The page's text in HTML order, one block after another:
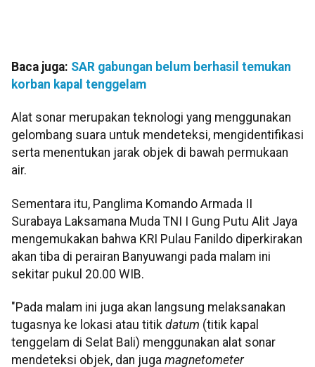
Baca juga: SAR gabungan belum berhasil temukan
korban kapal tenggelam
Alat sonar merupakan teknologi yang menggunakan
gelombang suara untuk mendeteksi, mengidentifikasi
serta menentukan jarak objek di bawah permukaan
air.
Sementara itu, Panglima Komando Armada II
Surabaya Laksamana Muda TNI I Gung Putu Alit Jaya
mengemukakan bahwa KRI Pulau Fanildo diperkirakan
akan tiba di perairan Banyuwangi pada malam ini
sekitar pukul 20.00 WIB.
"Pada malam ini juga akan langsung melaksanakan
tugasnya ke lokasi atau titik datum (titik kapal
tenggelam di Selat Bali) menggunakan alat sonar
mendeteksi objek, dan juga magnetometer